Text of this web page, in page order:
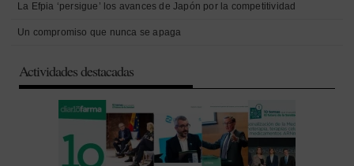
La Efpia ‘persigue’ los avances de Japón por la competitividad
Un compromiso que nunca se apaga
Actividades destacadas